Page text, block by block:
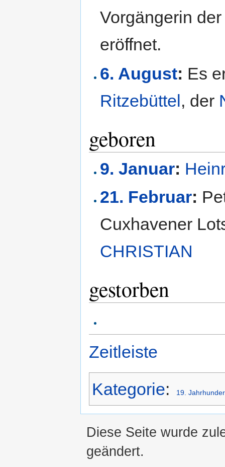
Vorgängerin
eröffnet.
6. August: Es
Ritzebüttel, der
geboren
9. Januar:
21. Februar:
Cuxhavener
CHRISTIAN
gestorben
Zeitleiste
Kategorie: 19.
Diese Seite wurde
geändert.